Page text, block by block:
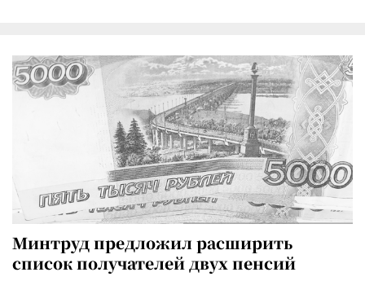
Минтруд предложил расширить
список получателей двух пенсий